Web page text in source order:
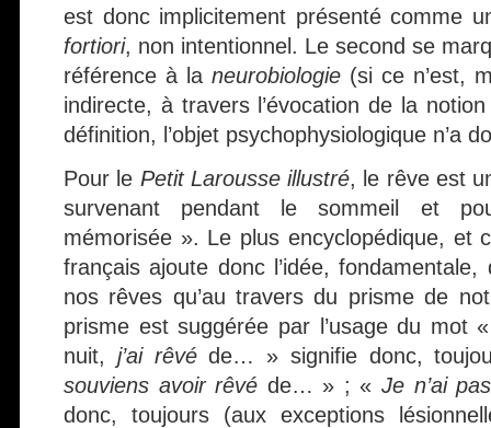
est donc implicitement présenté comme
fortiori, non intentionnel. Le second se
référence à la neurobiologie (si ce n’est,
indirecte, à travers l’évocation de la
définition, l’objet psychophysiologique n’a
Pour le Petit Larousse illustré, le rêve est
survenant pendant le sommeil et
mémorisée ». Le plus encyclopédique, et
français ajoute donc l’idée,
nos rêves qu’au travers du prisme de
prisme est suggérée par l’usage du mot
nuit, j’ai rêvéde… » signifie donc,
souviens avoir rêvé de… » ; «Je n’ai
donc, toujours (aux exceptions